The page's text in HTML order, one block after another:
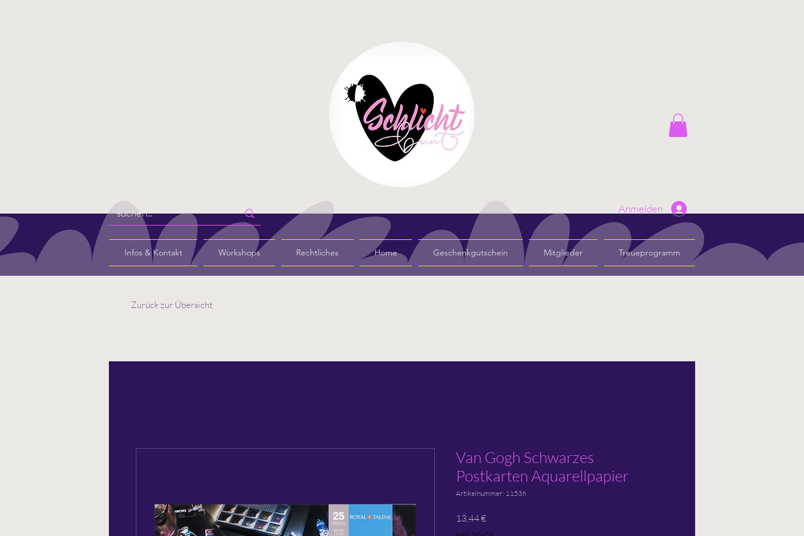
Infos & Kontakt Workshops Rechtliches Home Geschenkgutschein Mitglieder Treueprogramm
Anmelden
Zurück zur Übersicht
Van Gogh Schwarzes
Postkarten Aquarellpapier
Artikelnummer: 11536
13,44 €Preis